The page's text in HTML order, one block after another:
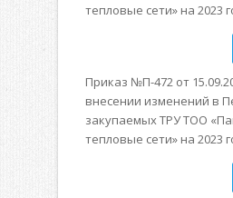
тепловые сети» на 2023
Приказ №П-472 от
внесении изменений в
закупаемых ТРУ ТОО
тепловые сети» на 2023